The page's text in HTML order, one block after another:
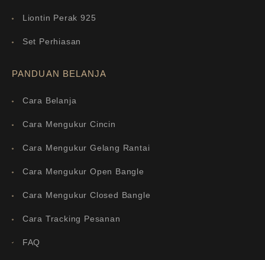
Liontin Perak 925
Set Perhiasan
PANDUAN BELANJA
Cara Belanja
Cara Mengukur Cincin
Cara Mengukur Gelang Rantai
Cara Mengukur Open Bangle
Cara Mengukur Closed Bangle
Cara Tracking Pesanan
FAQ